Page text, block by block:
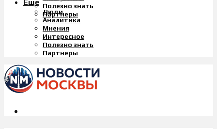
Полезно знать
Партнеры
Еще
Люди
Аналитика
Мнения
Интересное
Полезно знать
Партнеры